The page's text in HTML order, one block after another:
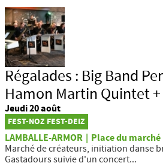
Régalades : Big Band
Hamon Martin Quintet
Jeudi 20 août
FEST-NOZ FEST-DEIZ
LAMBALLE-ARMOR Place du marché
Marché de créateurs, initiation danse
Gastadours suivie d'un concert...